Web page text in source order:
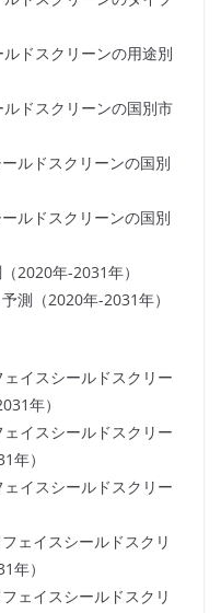
ドスクリーンの用途別
ドスクリーンの国別市
ルドスクリーンの国別
ルドスクリーンの国別
2020年-2031年）
測（2020年-2031年）
イスシールドスクリー
年）
イスシールドスクリー
年）
イスシールドスクリー
ェイスシールドスクリ
年）
ェイスシールドスクリ